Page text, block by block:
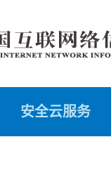
安全云服务